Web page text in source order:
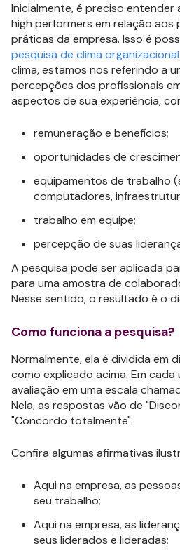
Inicialmente, é preciso entender
high performers em relação aos
práticas da empresa. Isso é
pesquisa de clima organizacional
clima, estamos nos referindo a
percepções dos profissionais
aspectos de sua experiência,
remuneração e benefícios;
oportunidades de
equipamentos de trabalho
computadores,
trabalho em equipe;
percepção de suas
A pesquisa pode ser aplicada
para uma amostra de
Nesse sentido, o resultado é o
Como funciona a pesquisa?
Normalmente, ela é dividida em
como explicado acima. Em cada
avaliação em uma escala
Nela, as respostas vão de
"Concordo totalmente".
Confira algumas afirmativas
Aqui na empresa, as
seu trabalho;
Aqui na empresa, as
seus liderados e lideradas;